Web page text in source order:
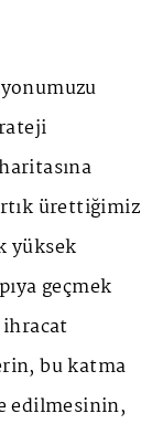
ürettiğimiz
yüksek
geçmek
bu katma
edilmesinin,